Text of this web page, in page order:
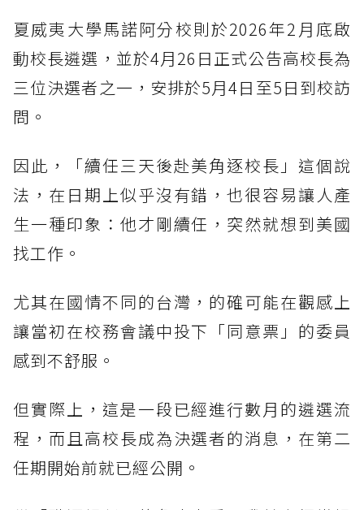
夏威夷大學馬諾阿分校則於2026年2月底啟
動校長遴選，並於4月26日正式公告高校長為
三位決選者之一，安排於5月4日至5日到校訪
問。
因此，「續任三天後赴美角逐校長」這個說
法，在日期上似乎沒有錯，也很容易讓人產
生一種印象：他才剛續任，突然就想到美國
找工作。
尤其在國情不同的台灣，的確可能在觀感上
讓當初在校務會議中投下「同意票」的委員
感到不舒服。
但實際上，這是一段已經進行數月的遴選流
程，而且高校長成為決選者的消息，在第二
任期開始前就已經公開。